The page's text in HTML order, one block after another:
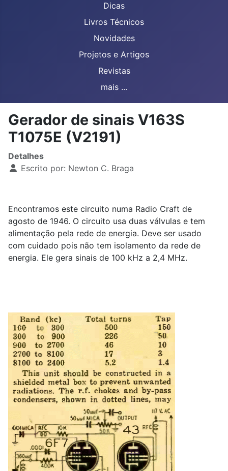
Dicas
Livros Técnicos
Novidades
Projetos e Artigos
Revistas
mais ...
Gerador de sinais V163S
T1075E (V2191)
Detalhes
Escrito por: Newton C. Braga
Encontramos este circuito numa Radio Craft de
agosto de 1946. O circuito usa duas válvulas e tem
alimentação pela rede de energia. Deve ser usado
com cuidado pois não tem isolamento da rede de
energia. Ele gera sinais de 100 kHz a 2,4 MHz.